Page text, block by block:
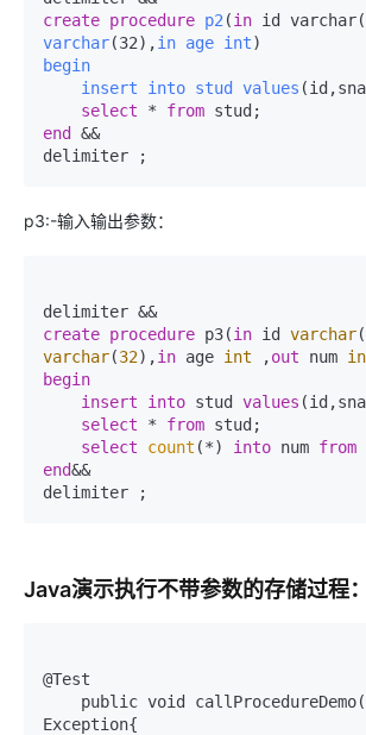
create procedure p2 (in id
varchar(32) ,in age int
begin
insert
into stud values
select * from stud ;
end
&&
delimiter
;
p3:-输入输出参数：
delimiter &&
create procedure p3(in id varchar(
varchar(32),in age int ,out num
begin
insert into stud values
select
* from stud;
select
count (*) into num from
end&&
delimiter ;
Java演示执行不带参数的存储过程：
@Test
Exception{